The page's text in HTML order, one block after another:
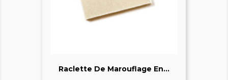
Raclette De Marouflage En...